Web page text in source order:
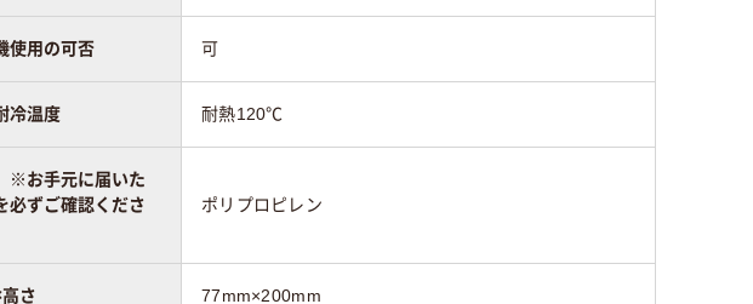
使用の可否 可
冷温度 耐熱120℃
お手元に届いた
必ずご確認くださ
ポリプロピレン
さ 77mm×200mm